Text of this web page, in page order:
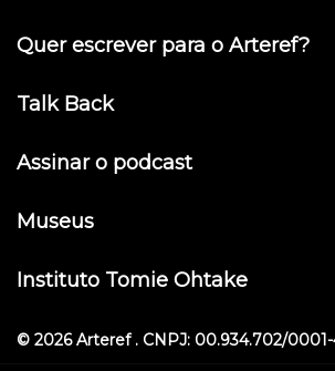
Quer escrever para o Arteref?
Talk Back
Assinar o podcast
Museus
Instituto Tomie Ohtake
© 2026 Arteref . CNPJ: 00.934.702/